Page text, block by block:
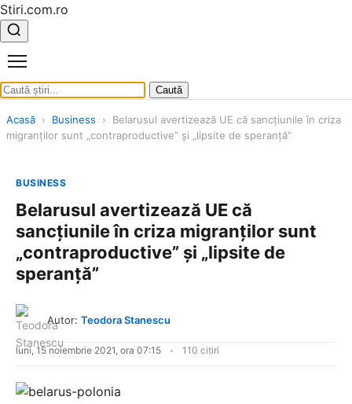
Stiri.com.ro
Caută
Acasă › Business ›
Belarusul avertizează UE că sancţiunile în criza
migranților sunt „contraproductive” și „lipsite de speranță”
BUSINESS
Belarusul avertizează UE că
sancţiunile în criza migranților sunt
„contraproductive” și „lipsite de
speranță”
Autor: Teodora Stanescu
luni, 15 noiembrie 2021, ora 07:15 110 citiri